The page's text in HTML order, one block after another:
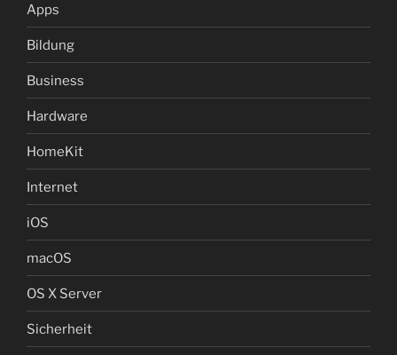
Apps
Bildung
Business
Hardware
HomeKit
Internet
iOS
macOS
OS X Server
Sicherheit